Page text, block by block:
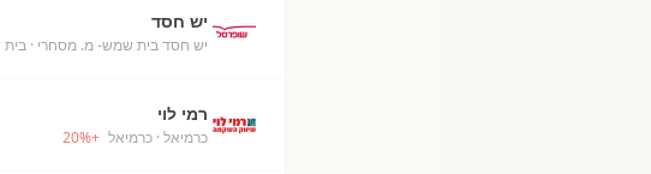
יש חסד
יש חסד בית שמש- מ. מסחרי ·
רמי לוי
כרמיאל · כרמיאל +
20%